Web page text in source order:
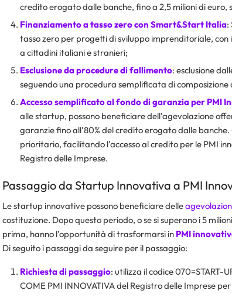
credito erogato dalle banche, fino a 2,5 milioni di euro,
Finanziamento a tasso zero con Smart&Start Italia:
tasso zero per progetti di sviluppo imprenditoriale,
a cittadini italiani e stranieri;
Esclusione da procedure di fallimento: esclusione
seguendo una procedura semplificata di
Accesso semplificato al fondo di garanzia per PMI
alle startup, possono beneficiare dell’agevolazione
garanzie fino all’80% del credito erogato dalle
prioritario, facilitando l’accesso al credito per le PMI
Registro delle Imprese.
Passaggio da Startup Innovativa a PMI
Le startup innovative possono beneficiare delle
costituzione. Dopo questo periodo, o se si superano i 5
prima, hanno l’opportunità di trasformarsi in PMI
Di seguito i passaggi da seguire per il passaggio:
Richiesta di passaggio: utilizza il codice 070=START-
COME PMI INNOVATIVA del Registro delle Imprese